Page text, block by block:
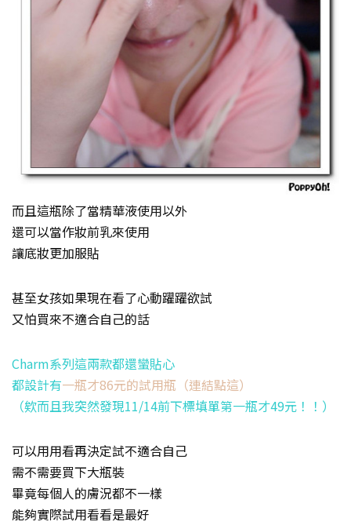
而且這瓶除了當精華液使用以外
還可以當作妝前乳來使用
讓底妝更加服貼
甚至女孩如果現在看了心動躍躍欲試
又怕買來不適合自己的話
Charm系列這兩款都還蠻貼心
都設計有一瓶才86元的試用瓶（連結點這）
（欸而且我突然發現11/14前下標填單第一瓶才49元！！）
可以用用看再決定試不適合自己
需不需要買下大瓶裝
畢竟每個人的膚況都不一樣
能夠實際試用看看是最好